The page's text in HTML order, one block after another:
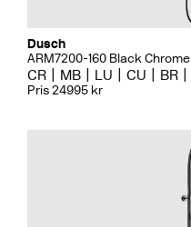
Dusch
ARM7200-160 Black Chrome
CR MB LU CU BR
Pris 24995 kr